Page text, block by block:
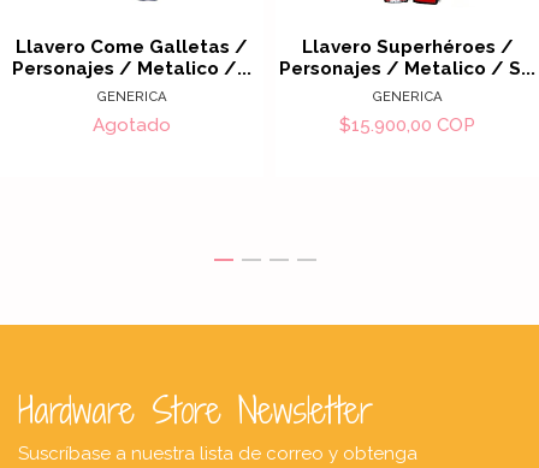
Llavero Come Galletas /
Personajes / Metalico /...
GENERICA
Agotado
Llavero Superhéroes /
Personajes / Metalico / S...
GENERICA
$15.900,00 COP
Hardware Store Newsletter
Suscríbase a nuestra lista de correo y obtenga